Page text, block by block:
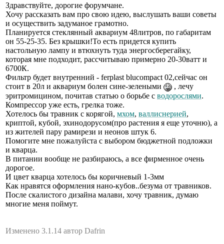
Здравствуйте, дорогие форумчане.
Хочу рассказать вам про свою идею, выслушать ваши советы
и осуществить задуманое грамотно.
Планируется стеклянный аквариум 48литров, по габаритам
он 55-25-35. Без крышки!То есть придется купить
настольную лампу и втюхнуть туда энергосберегайку,
которая мне подходит, рассчитываю примерно 20-30ватт и
6700К.
Фильтр будет внутренний - ferplast blucompact 02,сейчас он
стоит в 20л и аквариум болен сине-зелеными
, лечу
эритромицином, почитав статью о борьбе с водорослями.
Компрессор уже есть, грелка тоже.
Хотелось бы травник с корягой, мхом, валлиснерией,
криптой, кубой, эхинодорусом(про растения я еще уточню), а
из жителей пару рамирези и неонов штук 6.
Помогите мне пожалуйста с выбором бюджетной подложки
и кварца.
В питании вообще не разбираюсь, а все фирменное очень
дорогое.
И цвет кварца хотелось бы коричневый 1-3мм
Как нравятся оформления нано-кубов..безума от травников.
После скалистого дизайна малави, хочу травник, думаю
многие меня поймут.
Изменено 3.1.14 автор Dafrin